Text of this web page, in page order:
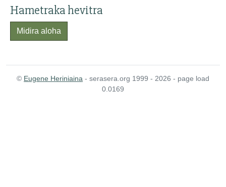
Hametraka hevitra
Midira aloha
© Eugene Heriniaina - serasera.org 1999 - 2026 - page load
0.0169